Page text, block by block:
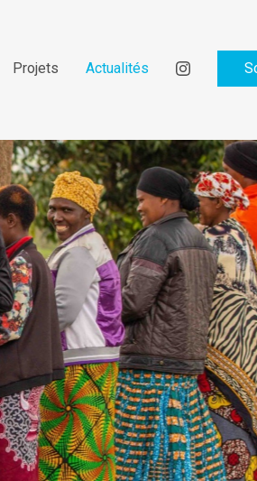
Projets Actualités